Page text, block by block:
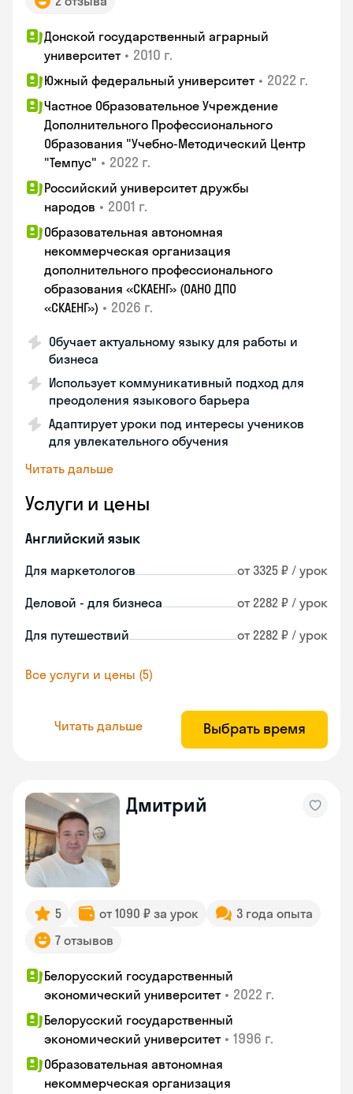
Донской государственный аграрный
университет • 2010 г.
Южный федеральный университет • 2022 г.
Частное Образовательное Учреждение
Дополнительного Профессионального
Образования "Учебно-Методический Центр
"Темпус" • 2022 г.
Российский университет дружбы
народов • 2001 г.
Образовательная автономная
некоммерческая организация
дополнительного профессионального
образования «СКАЕНГ» (ОАНО ДПО
«СКАЕНГ») • 2026 г.
Обучает актуальному языку для работы и
бизнеса
Использует коммуникативный подход для
преодоления языкового барьера
Адаптирует уроки под интересы учеников
для увлекательного обучения
Читать дальше
Услуги и цены
Английский язык
Для маркетологов от 3325 ₽ / урок
Деловой - для бизнеса от 2282 ₽ / урок
Для путешествий от 2282 ₽ / урок
Все услуги и цены (5)
Читать дальше Выбрать время
Дмитрий
5 от 1090 ₽ за урок
3 года опыта
7 отзывов
Белорусский государственный
экономический университет • 2022 г.
Белорусский государственный
экономический университет • 1996 г.
Образовательная автономная
некоммерческая организация